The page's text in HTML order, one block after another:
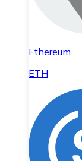
Ethereum
ETH